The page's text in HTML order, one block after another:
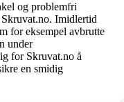
og problemfri
Imidlertid
for eksempel avbrutte
under
for Skruvat.no å
en smidig